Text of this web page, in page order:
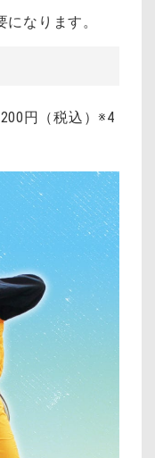
なります。
円（税込）※4